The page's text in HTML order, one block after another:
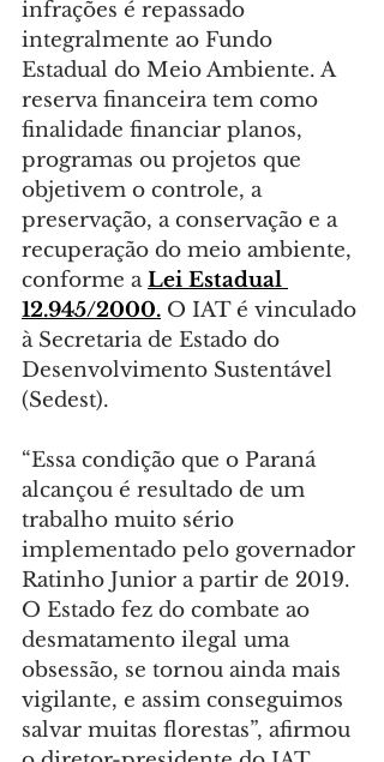
infrações é repassado
integralmente ao Fundo
Estadual do Meio Ambiente. A
reserva financeira tem como
finalidade financiar planos,
programas ou projetos que
objetivem o controle, a
preservação, a conservação e a
recuperação do meio ambiente,
conforme a Lei Estadual
12.945/2000. O IAT é vinculado
à Secretaria de Estado do
Desenvolvimento Sustentável
(Sedest).
“Essa condição que o Paraná
alcançou é resultado de um
trabalho muito sério
implementado pelo governador
Ratinho Junior a partir de 2019.
O Estado fez do combate ao
desmatamento ilegal uma
obsessão, se tornou ainda mais
vigilante, e assim conseguimos
salvar muitas florestas”, afirmou